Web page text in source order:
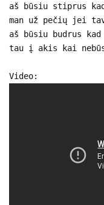
aš būsiu stiprus
man už pečių jei
aš būsiu budrus
tau į akis kai
Video: